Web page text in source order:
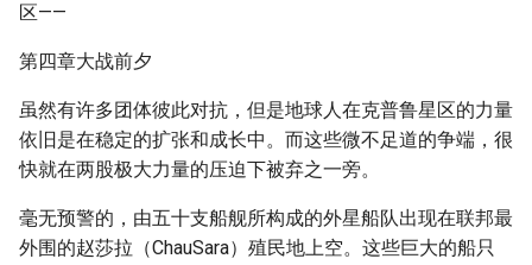
区——
第四章大战前夕
虽然有许多团体彼此对抗，但是地球人在克普鲁星区的力量
依旧是在稳定的扩张和成长中。而这些微不足道的争端，很
快就在两股极大力量的压迫下被弃之一旁。
毫无预警的，由五十支船舰所构成的外星船队出现在联邦最
外围的赵莎拉（ChauSara）殖民地上空。这些巨大的船只